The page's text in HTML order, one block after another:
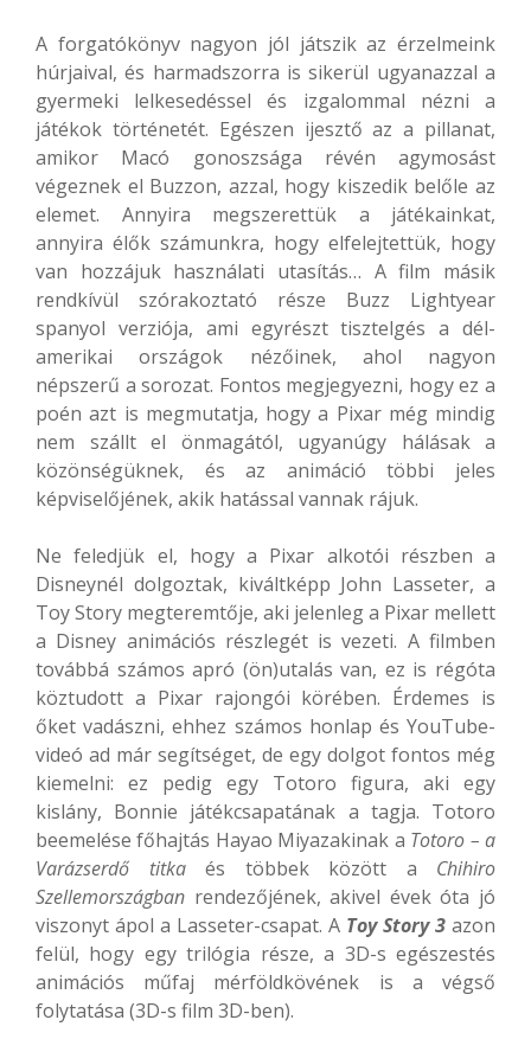
A forgatókönyv nagyon jól játszik az érzelmeink
húrjaival, és harmadszorra is sikerül ugyanazzal a
gyermeki lelkesedéssel és izgalommal nézni a
játékok történetét. Egészen ijesztő az a pillanat,
amikor Macó gonoszsága révén agymosást
végeznek el Buzzon, azzal, hogy kiszedik belőle az
elemet. Annyira megszerettük a játékainkat,
annyira élők számunkra, hogy elfelejtettük, hogy
van hozzájuk használati utasítás… A film másik
rendkívül szórakoztató része Buzz Lightyear
spanyol verziója, ami egyrészt tisztelgés a dél-
amerikai országok nézőinek, ahol nagyon
népszerű a sorozat. Fontos megjegyezni, hogy ez a
poén azt is megmutatja, hogy a Pixar még mindig
nem szállt el önmagától, ugyanúgy hálásak a
közönségüknek, és az animáció többi jeles
képviselőjének, akik hatással vannak rájuk.
Ne feledjük el, hogy a Pixar alkotói részben a
Disneynél dolgoztak, kiváltképp John Lasseter, a
Toy Story megteremtője, aki jelenleg a Pixar mellett
a Disney animációs részlegét is vezeti. A filmben
továbbá számos apró (ön)utalás van, ez is régóta
köztudott a Pixar rajongói körében. Érdemes is
őket vadászni, ehhez számos honlap és YouTube-
videó ad már segítséget, de egy dolgot fontos még
kiemelni: ez pedig egy Totoro figura, aki egy
kislány, Bonnie játékcsapatának a tagja. Totoro
beemelése főhajtás Hayao Miyazakinak a Totoro – a
Varázserdő titkaés többek között a Chihiro
Szellemországban rendezőjének, akivel évek óta jó
viszonyt ápol a Lasseter-csapat. A Toy Story 3 azon
felül, hogy egy trilógia része, a 3D-s egészestés
animációs műfaj mérföldkövének is a végső
folytatása (3D-s film 3D-ben).